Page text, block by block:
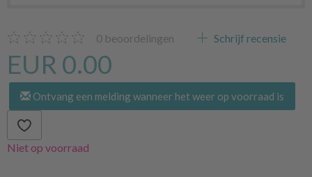
0 beoordelingen Schrijf recensie
EUR 0.00
Ontvang een melding wanneer het weer op voorraad is
Niet op voorraad